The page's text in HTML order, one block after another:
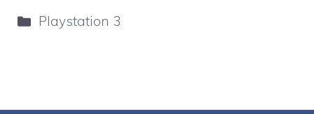
Categorie
Playstation 3